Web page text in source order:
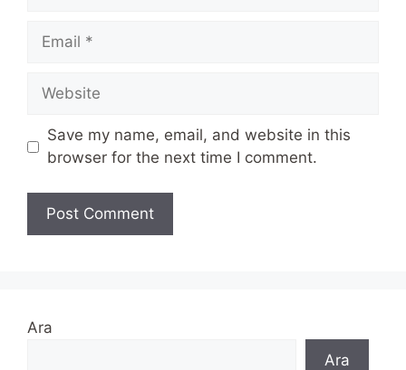
Email
Website
Save my name, email, and website in this
browser for the next time I comment.
Ara
Ara